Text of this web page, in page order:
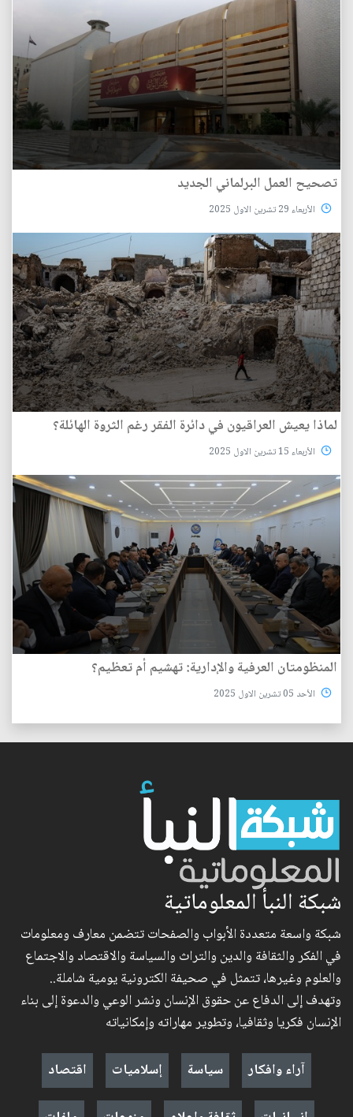
تصحيح العمل البرلماني الجديد
الأربعاء 29 تشرين الاول 2025
لماذا يعيش العراقيون في دائرة الفقر رغم الثروة الهائلة؟
الأربعاء 15 تشرين الاول 2025
المنظومتان العرفية والإدارية: تهشيم أم تعظيم؟
الأحد 05 تشرين الاول 2025
شبكة النبأ المعلوماتية
شبكة واسعة متعددة الأبواب والصفحات تتضمن معارف ومعلومات
في الفكر والثقافة والدين والتراث والسياسة والاقتصاد والاجتماع
والعلوم وغيرها، تتمثل في صحيفة الكترونية يومية شاملة..
وتهدف إلى الدفاع عن حقوق الإنسان ونشر الوعي والدعوة إلى بناء
الإنسان فكريا وثقافيا، وتطوير مهاراته وإمكانياته
آراء وافكار
سياسة إسلاميات
اقتصاد